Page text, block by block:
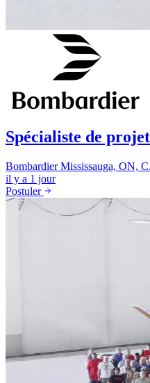
Spécialiste de
Bombardier Mississauga, ON,
il y a 1 jour
Postuler